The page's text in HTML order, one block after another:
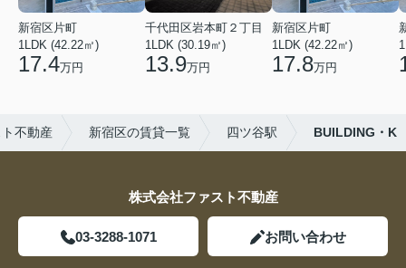
新宿区片町
1LDK (42.22㎡)
17.4万円
千代田区岩本町２丁目
1LDK (30.19㎡)
13.9万円
新宿区片町
1LDK (42.22㎡)
17.8万円
不動産 新宿区の賃貸一覧 四ツ谷駅 BUILDING・K
株式会社ファスト不動産
03-3288-1071 お問い合わせ